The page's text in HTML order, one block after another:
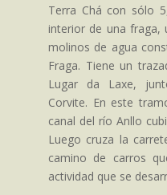
Terra Chá con sólo
interior de una fraga,
molinos de agua
Fraga. Tiene un
Lugar da Laxe,
Corvite. En este
canal del río Anllo
Luego cruza la
camino de carros
actividad que se